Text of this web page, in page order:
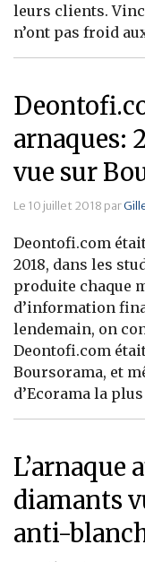
leurs clients.
n’ont pas froid
arnaques:
vue sur
Le 10 juillet 2018 par
Deontofi.com
2018, dans les
produite chaque
d’information
lendemain, on
Deontofi.com
Boursorama, et
d’Ecorama la
L’arnaque
diamants
anti-